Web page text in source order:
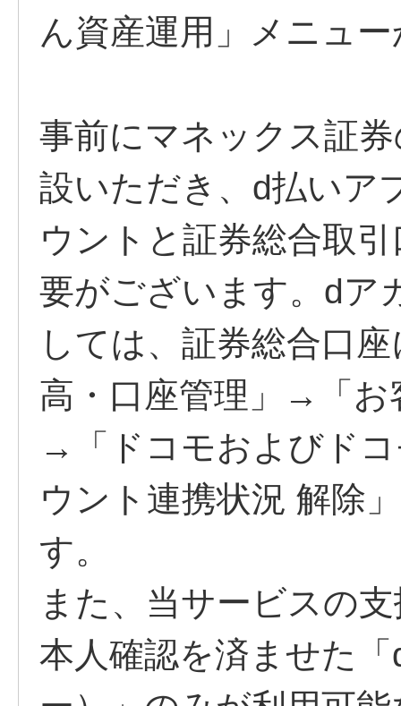
ん資産運用」メニュ
事前にマネックス証
設いただき、d払いア
ウントと証券総合取
要がございます。dア
しては、証券総合口
高・口座管理」→「お
→「ドコモおよびド
ウント連携状況 解除
す。
また、当サービスの
本人確認を済ませた